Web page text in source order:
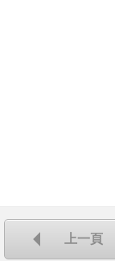
上一頁